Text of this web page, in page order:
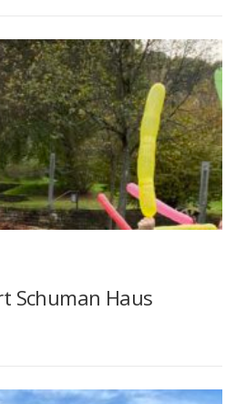
Schuman Haus